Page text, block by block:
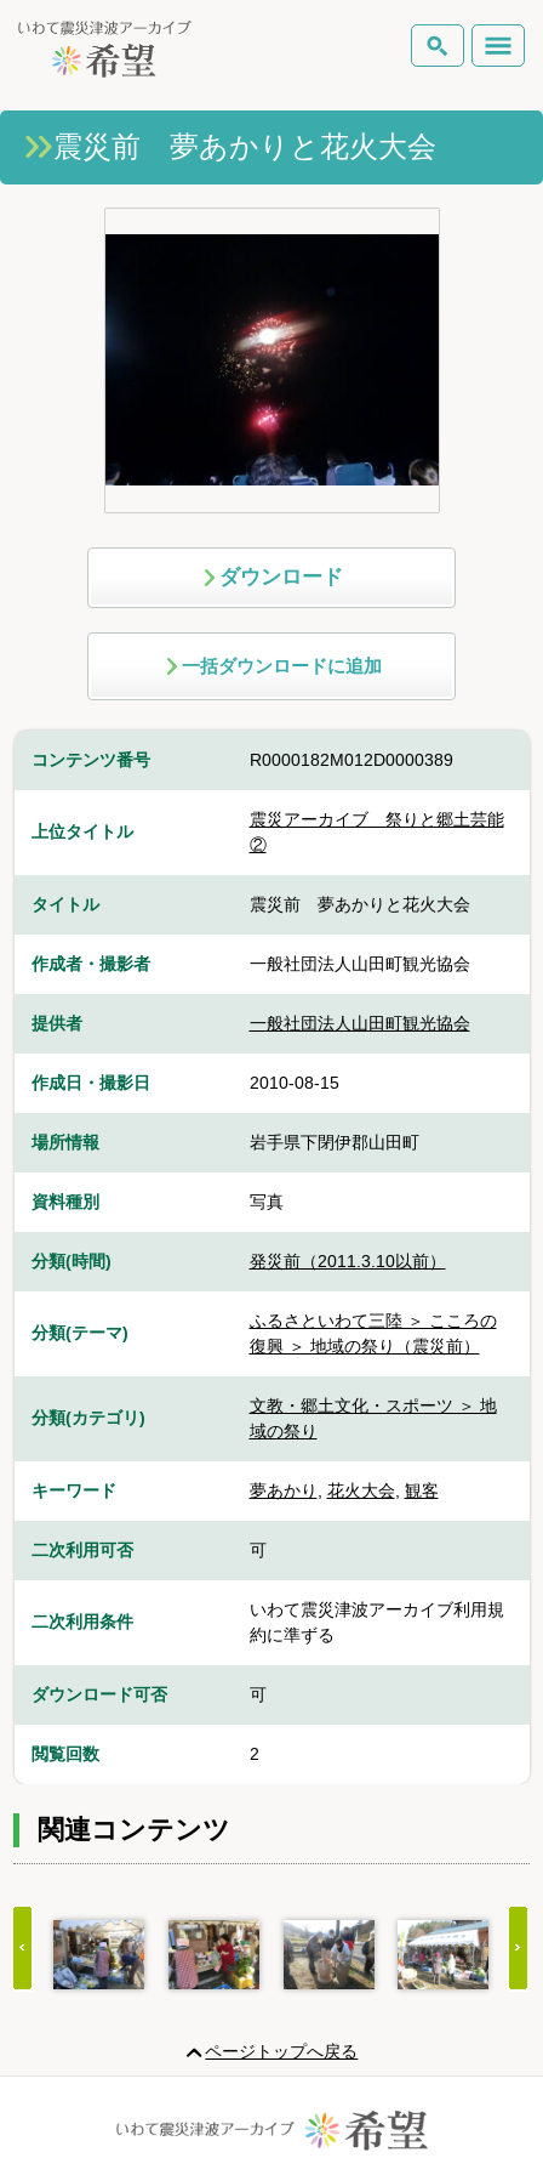
いわて震災津波アーカイブとは
震災前 夢あかりと花火大会
ダウンロード
一括ダウンロードに追加
コンテンツ番号 R0000182M012D0000389
上位タイトル
震災アーカイブ 祭りと郷土芸能
②
タイトル 震災前 夢あかりと花火大会
作成者・撮影者 一般社団法人山田町観光協会
提供者 一般社団法人山田町観光協会
作成日・撮影日 2010-08-15
場所情報 岩手県下閉伊郡山田町
資料種別 写真
分類(時間) 発災前（2011.3.10以前）
分類(テーマ)
ふるさといわて三陸 ＞ こころの
復興 ＞ 地域の祭り（震災前）
分類(カテゴリ)
文教・郷土文化・スポーツ ＞ 地
域の祭り
キーワード 夢あかり , 花火大会, 観客
二次利用可否 可
二次利用条件
いわて震災津波アーカイブ利用規
約に準ずる
ダウンロード可否 可
閲覧回数 2
関連コンテンツ
20
ページトップへ戻る